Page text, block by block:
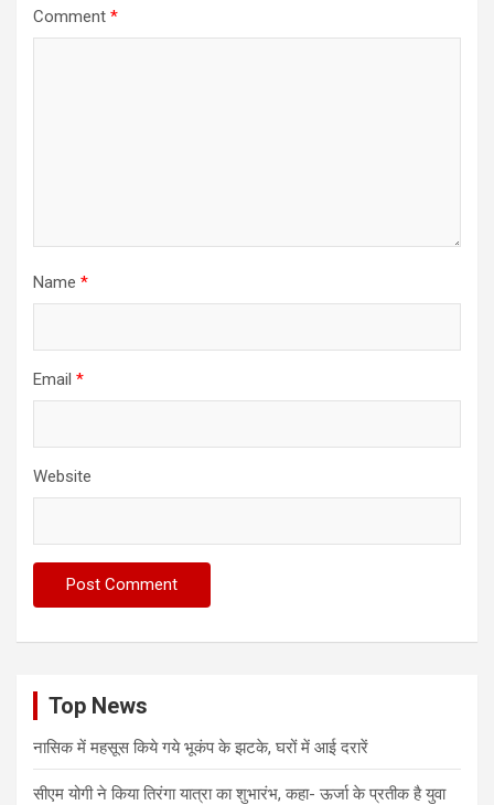
Comment *
Name *
Email *
Website
Top News
नासिक में महसूस किये गये भूकंप के झटके, घरों में आई दरारें
सीएम योगी ने किया तिरंगा यात्रा का शुभारंभ, कहा- ऊर्जा के प्रतीक है युवा